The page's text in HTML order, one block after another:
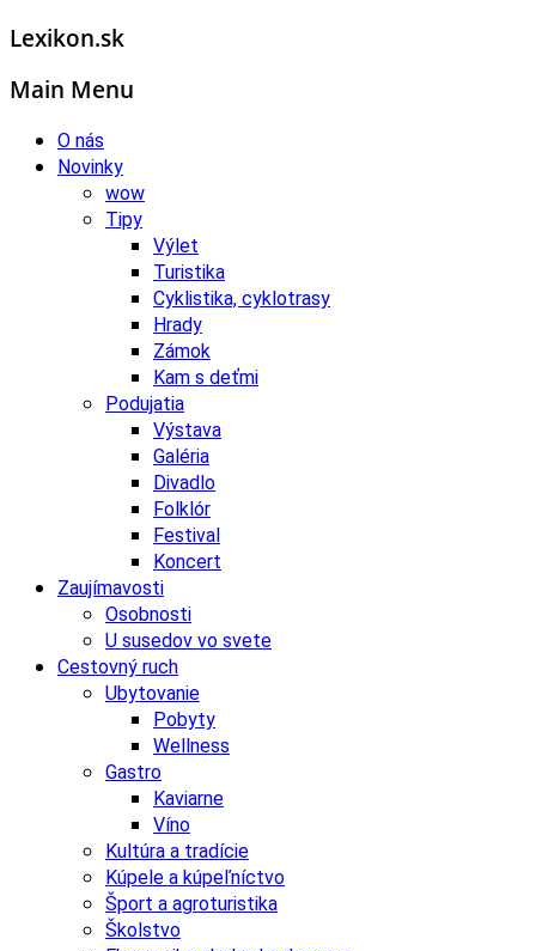
Lexikon.sk
Main Menu
O nás
Novinky
wow
Tipy
Výlet
Turistika
Cyklistika, cyklotrasy
Hrady
Zámok
Kam s deťmi
Podujatia
Výstava
Galéria
Divadlo
Folklór
Festival
Koncert
Zaujímavosti
Osobnosti
U susedov vo svete
Cestovný ruch
Ubytovanie
Pobyty
Wellness
Gastro
Kaviarne
Víno
Kultúra a tradície
Kúpele a kúpeľníctvo
Šport a agroturistika
Školstvo